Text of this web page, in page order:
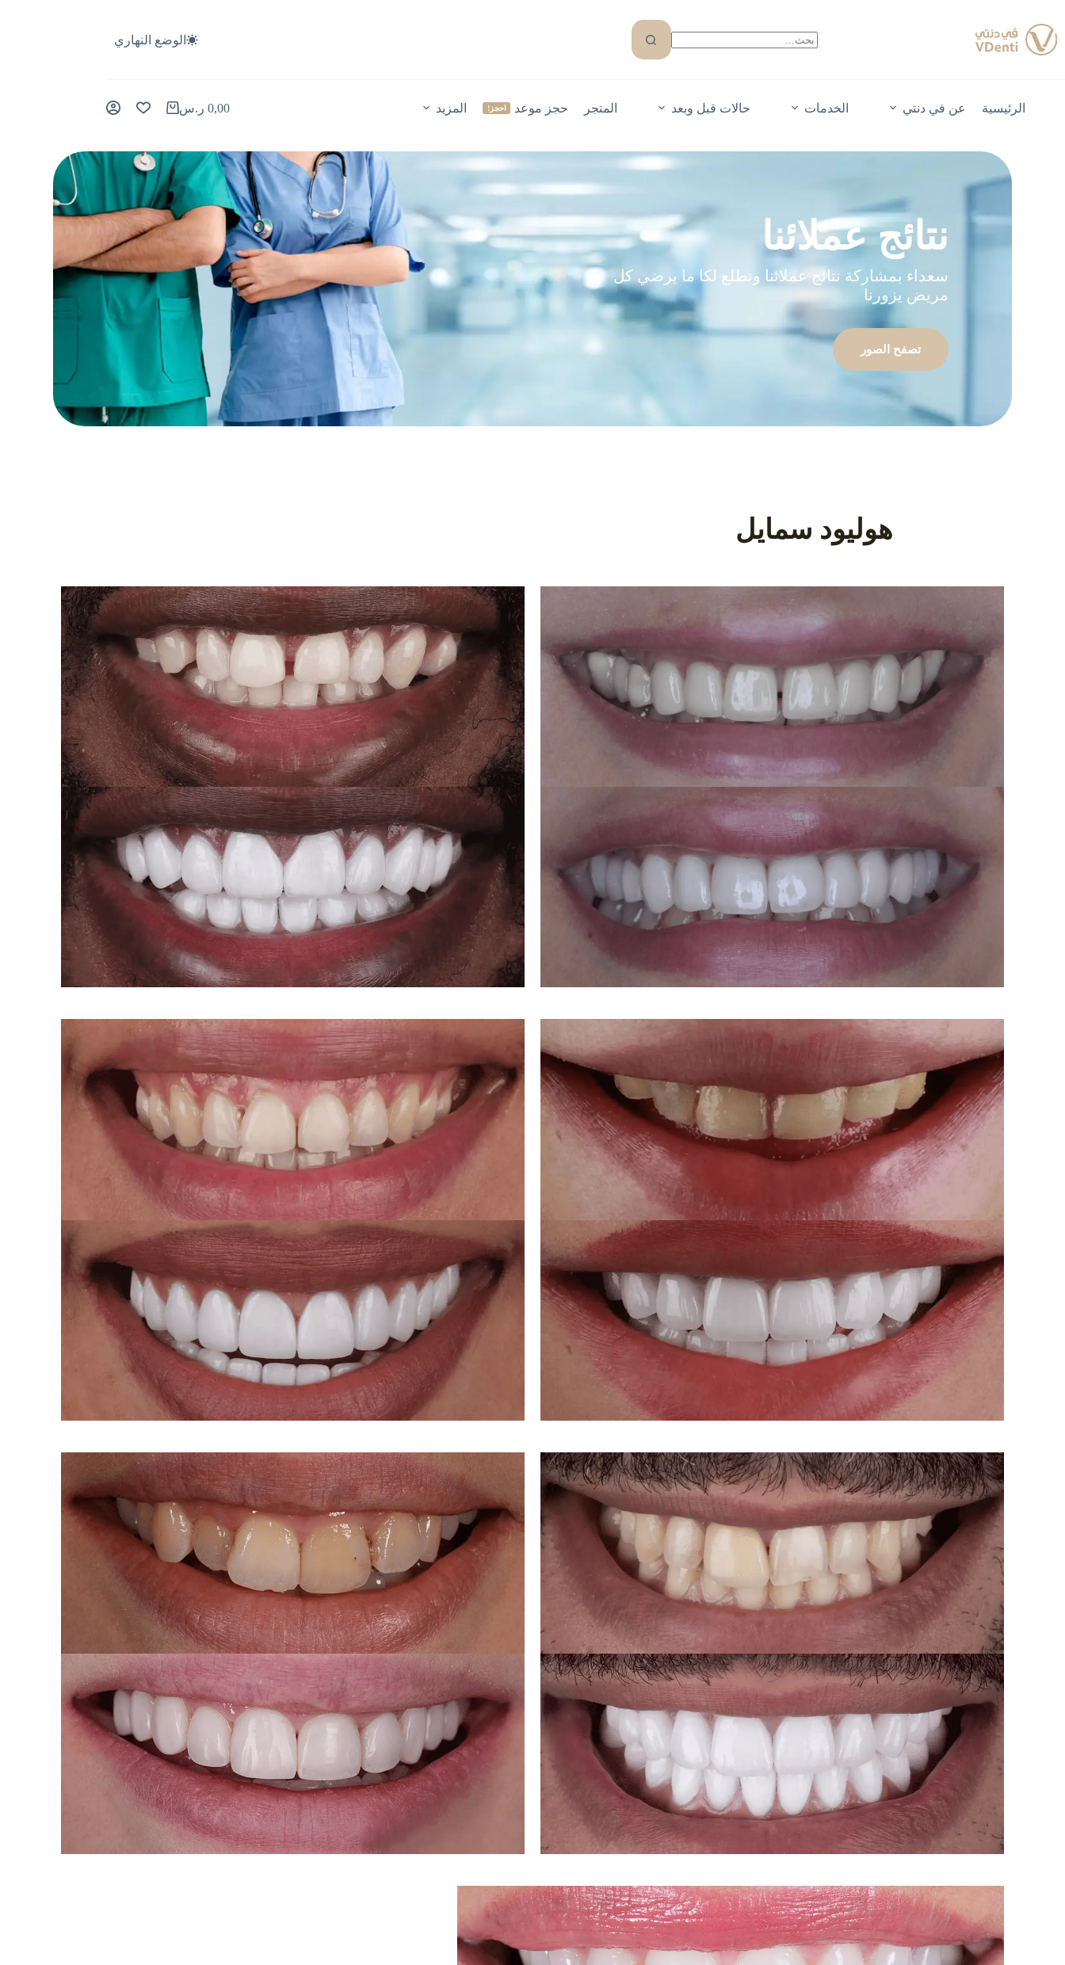
الوضع النهاري
الرئيسية عن في دنتي الخدمات حالات قبل وبعد المتجر حجز موعد احجز! المزيد 0,00 ر.س
نتائج عملائنا
سعداء بمشاركة نتائج عملائنا وتطلع لكا ما يرضي كل
مريض يزورنا
تصفح الصور
هوليود سمايل‎